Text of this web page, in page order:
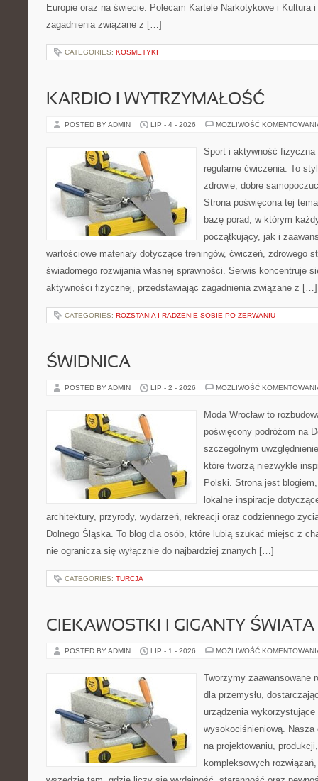
Europie oraz na świecie. Polecam Kartele Narkotykowe i Kultura
zagadnienia związane z […]
CATEGORIES: KOSMETYKI
KARDIO I WYTRZYMAŁOŚĆ
POSTED BY ADMIN LIP - 4 - 2026 MOŻLIWOŚĆ
Sport i aktywność
regularne ćwiczenia. To
zdrowie, dobre
Strona poświęcona tej
bazę porad, w którym
początkujący, jak i
wartościowe materiały dotyczące treningów, ćwiczeń, zdrowego
świadomego rozwijania własnej sprawności. Serwis koncentruje
aktywności fizycznej, przedstawiając zagadnienia związane z […]
CATEGORIES: ROZSTANIA I RADZENIE SOBIE PO ZERWANIU
ŚWIDNICA
POSTED BY ADMIN LIP - 2 - 2026 MOŻLIWOŚĆ
Moda Wrocław to
poświęcony podróżom na
szczególnym
które tworzą niezwykle
Polski. Strona jest
lokalne inspiracje
architektury, przyrody, wydarzeń, rekreacji oraz codziennego
Dolnego Śląska. To blog dla osób, które lubią szukać miejsc z
nie ogranicza się wyłącznie do najbardziej znanych […]
CATEGORIES: TURCJA
CIEKAWOSTKI I GIGANTY ŚWIATA
POSTED BY ADMIN LIP - 1 - 2026 MOŻLIWOŚĆ
Tworzymy zaawansowane
dla przemysłu,
urządzenia wykorzystujące
wysokociśnieniową. Nasza
na projektowaniu,
kompleksowych